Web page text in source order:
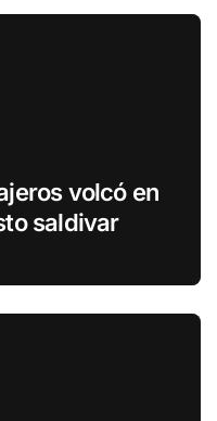
volcó en
saldivar